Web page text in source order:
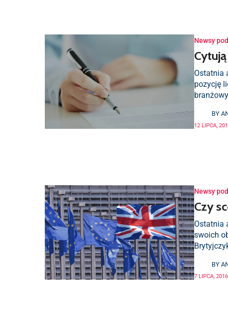
Newsy
Ostatnia
pozycję
BY
12 LIPCA,
Newsy
Czy
Ostatnia
swoich
BY
7 LIPCA, 2016